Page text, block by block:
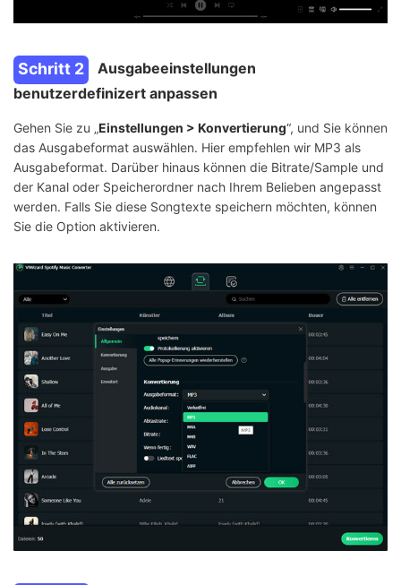
Schritt 2
Ausgabeeinstellungen
benutzerdefinizert anpassen
Gehen Sie zu „Einstellungen > Konvertierung“, und Sie können
das Ausgabeformat auswählen. Hier empfehlen wir MP3 als
Ausgabeformat. Darüber hinaus können die Bitrate/Sample und
der Kanal oder Speicherordner nach Ihrem Belieben angepasst
werden. Falls Sie diese Songtexte speichern möchten, können
Sie die Option aktivieren.